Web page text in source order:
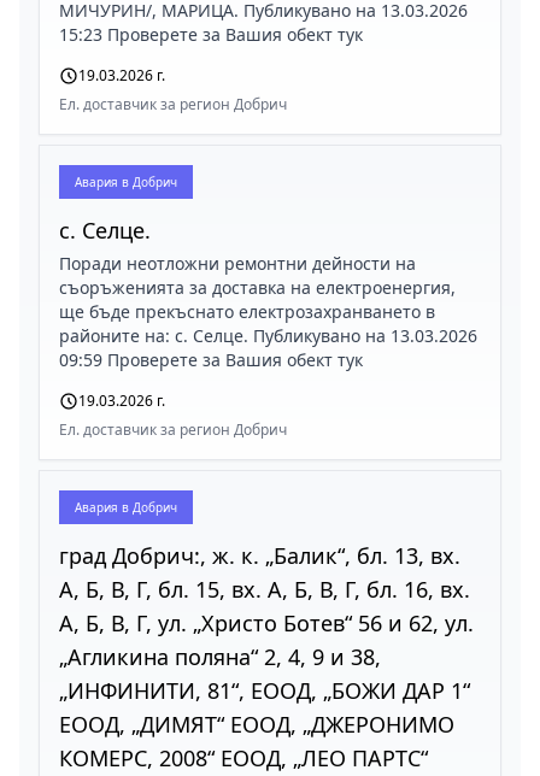
МИЧУРИН/, МАРИЦА. Публикувано на 13.03.2026
15:23 Проверете за Вашия обект тук
19.03.2026 г.
Ел. доставчик за регион Добрич
Авария в Добрич
с. Селце.
Поради неотложни ремонтни дейности на
съоръженията за доставка на електроенергия,
ще бъде прекъснато електрозахранването в
районите на: с. Селце. Публикувано на 13.03.2026
09:59 Проверете за Вашия обект тук
19.03.2026 г.
Ел. доставчик за регион Добрич
Авария в Добрич
град Добрич:, ж. к. „Балик“, бл. 13, вх.
А, Б, В, Г, бл. 15, вх. А, Б, В, Г, бл. 16, вх.
А, Б, В, Г, ул. „Христо Ботев“ 56 и 62, ул.
„Агликина поляна“ 2, 4, 9 и 38,
„ИНФИНИТИ, 81“, ЕООД, „БОЖИ ДАР 1“
ЕООД, „ДИМЯТ“ ЕООД, „ДЖЕРОНИМО
КОМЕРС, 2008“ ЕООД, „ЛЕО ПАРТС“